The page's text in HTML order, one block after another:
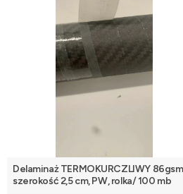
Delaminaż TERMOKURCZLIWY
szerokość 2,5 cm, PW, rolka/ 100 mb